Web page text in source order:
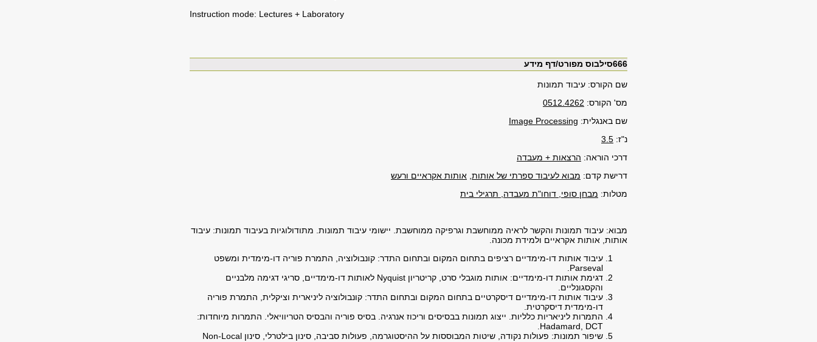
Instruction mode: Lectures + Laboratory
666סילבוס מפורט/דף מידע
שם הקורס: עיבוד תמונות
מס' הקורס: 0512.4262
שם באנגלית: Image Processing
נ"ז: 3.5
דרכי הוראה: הרצאות + מעבדה
דרישת קדם: מבוא לעיבוד ספרתי של אותות אותות אקראיים ורעש
מטלות: מבחן סופי, דוחו"ת מעבדה, תרגילי בית
מבוא: עיבוד תמונות והקשר לראיה ממוחשבת וגרפיקה ממוחשבת. יישומי עיבוד תמונות. מתודולוגיות בעיבוד תמונות: עיבוד
אותות, אותות אקראיים ולמידת מכונה.
עיבוד אותות דו-מימדיים רציפים בתחום המקום ובתחום התדר: קונבולוציה, התמרת פוריה דו-מימדית ומשפט
Parseval.
דגימת אותות דו-מימדיים: אותות מוגבלי סרט, קריטריון Nyquist לאותות דו-מימדיים, סריגי דגימה מלבניים
והקסגונליים.
עיבוד אותות דו-מימדיים דיסקרטיים בתחום המקום ובתחום התדר: קונבולוציה ליניארית וציקלית, התמרת פוריה
דו-מימדית דיסקרטית.
התמרות ליניאריות כלליות. ייצוג תמונות בבסיסים וריכוז אנרגיה. בסיס פוריה והבסיס הטריוויאלי. התמרות מיוחדות:
Hadamard, DCT.
שיפור תמונות: פעולות נקודה, שיטות המבוססות על ההיסטוגרמה, פעולות סביבה, סינון בילטרלי, סינון Non-Local